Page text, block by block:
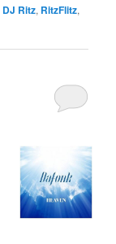
DJ Ritz, RitzFlitz,